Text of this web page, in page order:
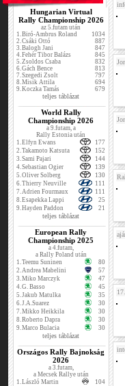
Hungarian Virtual
Rally Championship 2026
az 5.futam után
1.Biró-Ambrus Roland
1034
2.Csáki Ottó
887
3.Balogh Jani
847
4.Fehér Tibor Balázs
845
5.Zsoldos Csaba
832
6.Gách Bence
813
7.Szegedi Zsolt
797
8.Misik Attila
694
9.Koczka Tamás 679
teljes táblázat
World Rally
Championship 2026
a 9.futam, a
Rally Estonia után
1.Elfyn Ewans
177
2.Takamoto Katsuta
152
3.Sami Pajari
144
4.Sebastian Ogier
139
5.Oliver Solberg
130
6.Thierry Neuville
111
7.Adrien Fourmaux
111
8.Esapekka Lappi
25
9.Hayden Paddon 21
teljes táblázat
European Rally
Championship 2025
a 4.futam,
a Rally Poland után
1.Teemu Suninen
80
2.Andrea Mabelini
57
3.Miko Marczyk
47
4.G. Basso
45
5.Jakub Matulka
35
6.J.A.Suarez
30
7.Mikko Heikkila
30
8.Roberto Dapra
30
9.Marco Bulacia 30
teljes táblázat
Országos Rally Bajnokság
2026
a 3.futam,
a Mecsek Rallye után
1.László Martin
104